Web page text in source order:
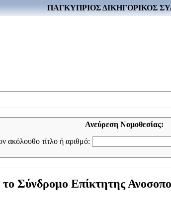
ΠΑΓΚΥΠΡΙΟΣ ΔΙΚΗΓΟΡΙΚΟΣ
Ανεύρεση Νομοθεσίας:
ακόλουθο τίτλο ή αριθμό:
Σύνδρομο Επίκτητης